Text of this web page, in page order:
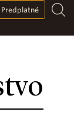
Predplatné